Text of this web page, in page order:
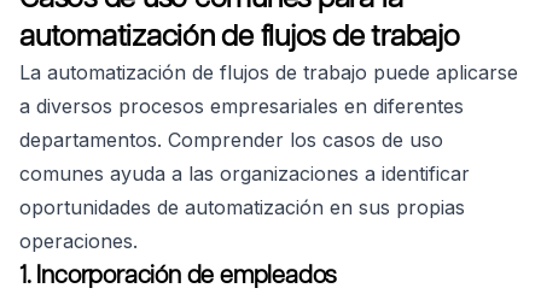
automatización de flujos de trabajo
La automatización de flujos de trabajo puede aplicarse
a diversos procesos empresariales en diferentes
departamentos. Comprender los casos de uso
comunes ayuda a las organizaciones a identificar
oportunidades de automatización en sus propias
operaciones.
1. Incorporación de empleados